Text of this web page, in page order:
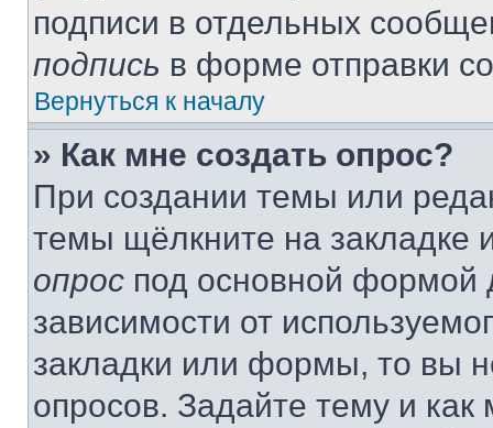
подписи в отдельных
подпись в форме отправки
Вернуться к началу
» Как мне создать опрос?
При создании темы или
темы щёлкните на
опрос под основной формой
зависимости от
закладки или формы, то вы
опросов. Задайте тему и